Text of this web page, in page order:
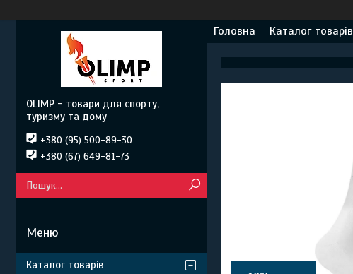
Головна Каталог товарів
OLIMP - товари для спорту,
туризму та дому
+380 (95) 500-89-30
+380 (67) 649-81-73
Каталог товарів